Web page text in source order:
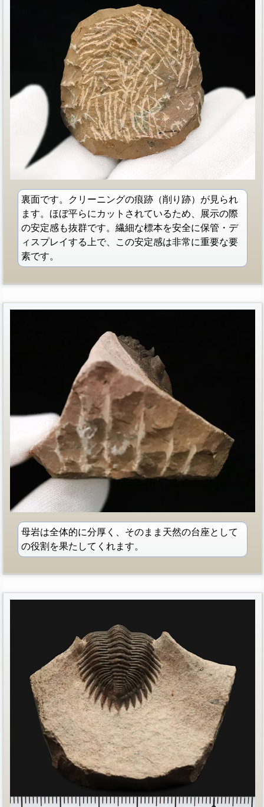
裏面です。クリーニングの痕跡（削り跡）が見られ
ます。ほぼ平らにカットされているため、展示の際
の安定感も抜群です。繊細な標本を安全に保管・デ
ィスプレイする上で、この安定感は非常に重要な要
素です。
母岩は全体的に分厚く、そのまま天然の台座として
の役割を果たしてくれます。